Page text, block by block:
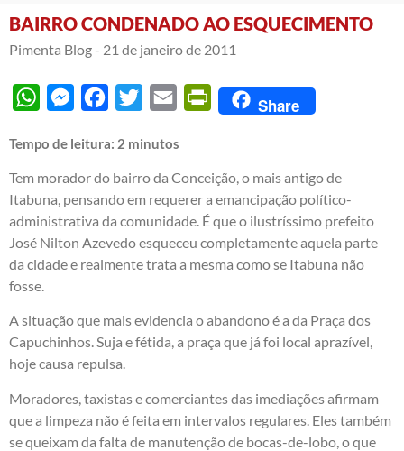
BAIRRO CONDENADO AO ESQUECIMENTO
Pimenta Blog - 21 de janeiro de 2011
WhatsAppMessengerFacebook
Twitter Email PrintFriendly
Share
Tempo de leitura: 2 minutos
Tem morador do bairro da Conceição, o mais antigo de
Itabuna, pensando em requerer a emancipação político-
administrativa da comunidade. É que o ilustríssimo prefeito
José Nilton Azevedo esqueceu completamente aquela parte
da cidade e realmente trata a mesma como se Itabuna não
fosse.
A situação que mais evidencia o abandono é a da Praça dos
Capuchinhos. Suja e fétida, a praça que já foi local aprazível,
hoje causa repulsa.
Moradores, taxistas e comerciantes das imediações afirmam
que a limpeza não é feita em intervalos regulares. Eles também
se queixam da falta de manutenção de bocas-de-lobo, o que